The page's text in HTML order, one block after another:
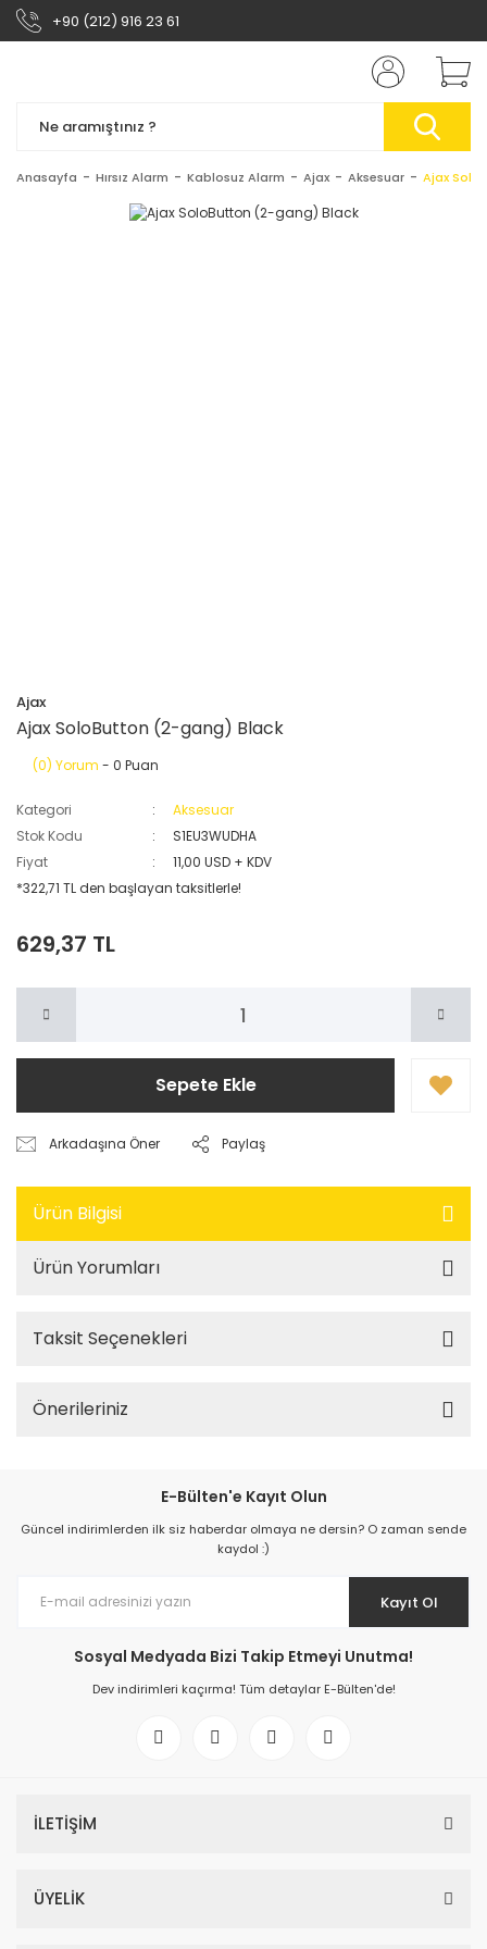
+90 (212) 916 23 61
Anasayfa Hırsız Alarm Kablosuz Alarm Ajax Aksesuar Ajax
Ajax
Ajax SoloButton (2-gang) Black
(0) Yorum - 0 Puan
Kategori
Aksesuar
Stok Kodu
S1EU3WUDHA
Fiyat
11,00 USD + KDV
*322,71 TL den başlayan taksitlerle!
629,37 TL
Sepete Ekle
Arkadaşına Öner Paylaş
Ürün Bilgisi
Ürün Yorumları
Taksit Seçenekleri
Önerileriniz
E-Bülten'e Kayıt Olun
Güncel indirimlerden ilk siz haberdar olmaya ne dersin? O zaman sende
kaydol :)
Kayıt Ol
Sosyal Medyada Bizi Takip Etmeyi Unutma!
Dev indirimleri kaçırma! Tüm detaylar E-Bülten'de!
İLETİŞİM
ÜYELİK